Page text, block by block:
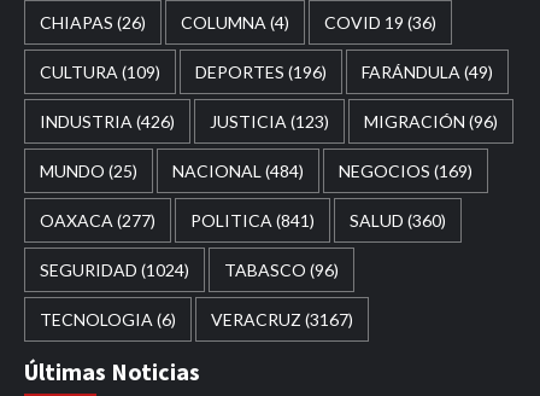
CHIAPAS (26) COLUMNA (4) COVID 19 (36)
CULTURA (109) DEPORTES (196) FARÁNDULA (49)
INDUSTRIA (426) JUSTICIA (123) MIGRACIÓN (96)
MUNDO (25) NACIONAL (484) NEGOCIOS (169)
OAXACA (277) POLITICA (841) SALUD (360)
SEGURIDAD (1024) TABASCO (96)
TECNOLOGIA (6) VERACRUZ (3167)
Últimas Noticias